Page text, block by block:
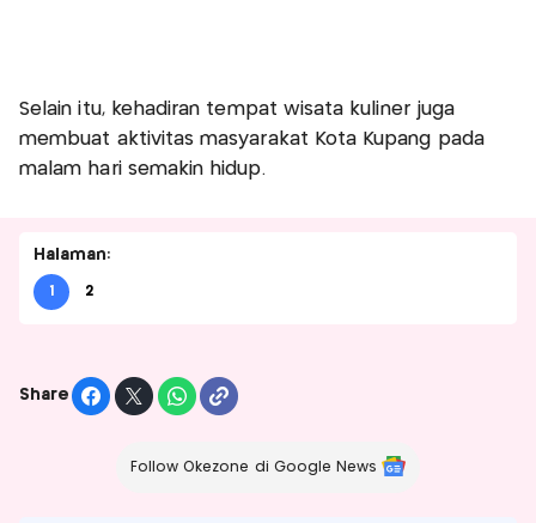
Selain itu, kehadiran tempat wisata kuliner juga
membuat aktivitas masyarakat Kota Kupang pada
malam hari semakin hidup.
Halaman:
1 2
Share
Follow Okezone di Google News